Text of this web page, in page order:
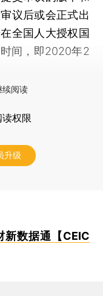
议后或会正式出
全国人大授权国
间，即2020年2
续阅读
读权限
升级
新数据通【CEIC